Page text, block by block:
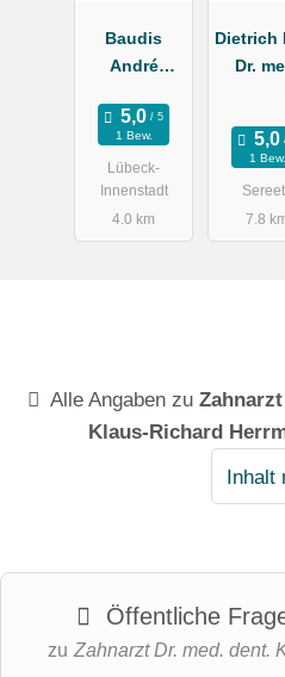
Baudis
André
1 Bew.
Lübeck-
Innenstadt
4.0 km
Dietrich
Dr.
1 Bew.
7.8
Alle Angaben zu
Klaus-Richard
Inhalt
Öffentliche
zu Zahnarzt Dr. med. dent.